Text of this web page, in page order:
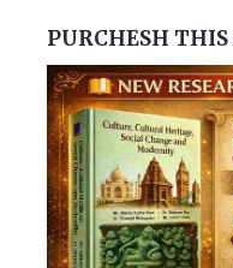
PURCHESH